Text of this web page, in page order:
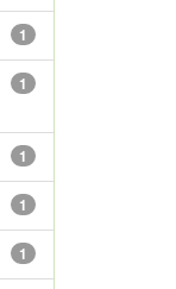
1
1
1
1
1